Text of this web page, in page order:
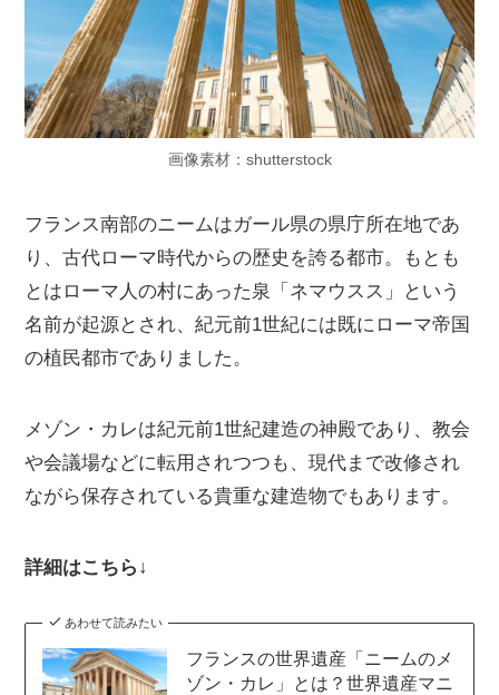
画像素材：shutterstock
フランス南部のニームはガール県の県庁所在地であ
り、古代ローマ時代からの歴史を誇る都市。もとも
とはローマ人の村にあった泉「ネマウスス」という
名前が起源とされ、紀元前1世紀には既にローマ帝国
の植民都市でありました。
メゾン・カレは紀元前1世紀建造の神殿であり、教会
や会議場などに転用されつつも、現代まで改修され
ながら保存されている貴重な建造物でもあります。
詳細はこちら↓
あわせて読みたい
フランスの世界遺産「ニームのメ
ゾン・カレ」とは？世界遺産マニ